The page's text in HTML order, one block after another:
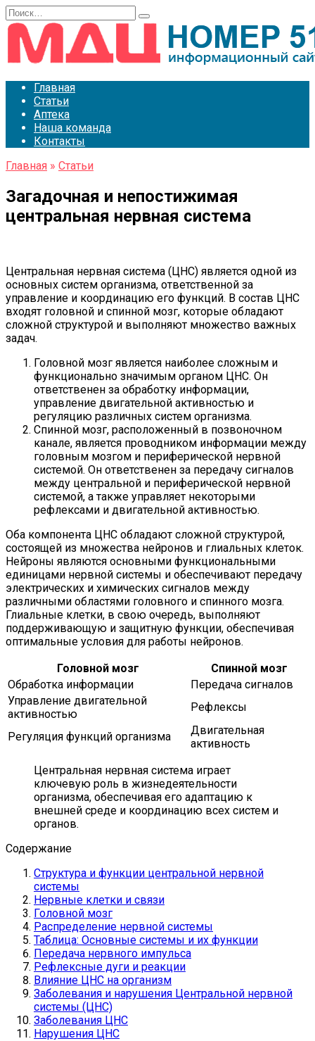
Перейти
к
содержанию
Search
for:
Главная
Статьи
Аптека
Наша команда
Контакты
Главная » Статьи
Загадочная и непостижимая
центральная нервная система
Центральная нервная система (ЦНС) является одной из
основных систем организма, ответственной за
управление и координацию его функций. В состав ЦНС
входят головной и спинной мозг, которые обладают
сложной структурой и выполняют множество важных
задач.
Головной мозг является наиболее сложным и
функционально значимым органом ЦНС. Он
ответственен за обработку информации,
управление двигательной активностью и
регуляцию различных систем организма.
Спинной мозг, расположенный в позвоночном
канале, является проводником информации между
головным мозгом и периферической нервной
системой. Он ответственен за передачу сигналов
между центральной и периферической нервной
системой, а также управляет некоторыми
рефлексами и двигательной активностью.
Оба компонента ЦНС обладают сложной структурой,
состоящей из множества нейронов и глиальных клеток.
Нейроны являются основными функциональными
единицами нервной системы и обеспечивают передачу
электрических и химических сигналов между
различными областями головного и спинного мозга.
Глиальные клетки, в свою очередь, выполняют
поддерживающую и защитную функции, обеспечивая
оптимальные условия для работы нейронов.
Головной мозг
Спинной мозг
Обработка информации
Передача сигналов
Управление двигательной
активностью
Рефлексы
Регуляция функций организма
Двигательная
активность
Центральная нервная система играет
ключевую роль в жизнедеятельности
организма, обеспечивая его адаптацию к
внешней среде и координацию всех систем и
органов.
Содержание
Структура и функции центральной нервной
системы
Нервные клетки и связи
Головной мозг
Распределение нервной системы
Таблица: Основные системы и их функции
Передача нервного импульса
Рефлексные дуги и реакции
Влияние ЦНС на организм
Заболевания и нарушения Центральной нервной
системы (ЦНС)
Заболевания ЦНС
Нарушения ЦНС